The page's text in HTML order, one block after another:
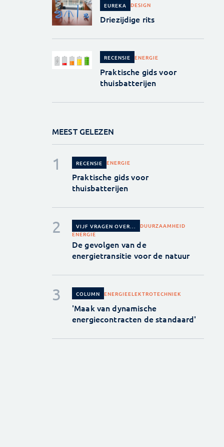
EUREKA DESIGN
Driezijdige rits
RECENSIE ENERGIE
Praktische gids voor
thuisbatterijen
MEEST GELEZEN
RECENSIE ENERGIE
Praktische gids voor
thuisbatterijen
VIJF VRAGEN OVER...
DUURZAAMHEID
ENERGIE
De gevolgen van de
energietransitie voor de natuur
COLUMN ENERGIEELEKTROTECHNIEK
'Maak van dynamische
energiecontracten de standaard'